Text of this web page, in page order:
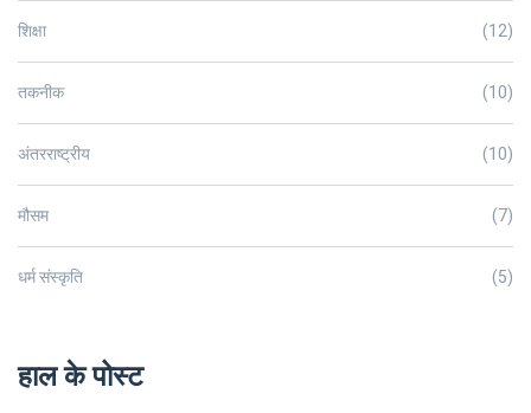
शिक्षा (12)
तकनीक (10)
अंतरराष्ट्रीय (10)
मौसम (7)
धर्म संस्कृति (5)
हाल के पोस्ट